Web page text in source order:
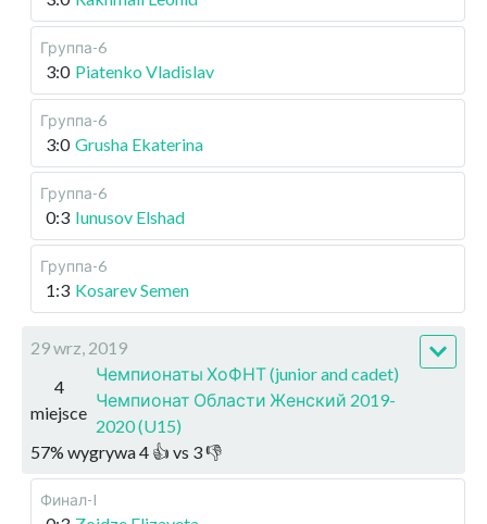
Группа-6
3:0 Piatenko Vladislav
Группа-6
3:0 Grusha Ekaterina
Группа-6
0:3 Iunusov Elshad
Группа-6
1:3 Kosarev Semen
29 wrz, 2019
4
miejsce
Чемпионаты ХоФНТ (junior and cadet)
Чемпионат Области Женский 2019-
2020 (U15)
57% wygrywa4 👍 vs 3👎
Финал-I